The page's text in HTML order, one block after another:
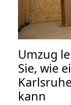
Umzug
Sie, wie
kann